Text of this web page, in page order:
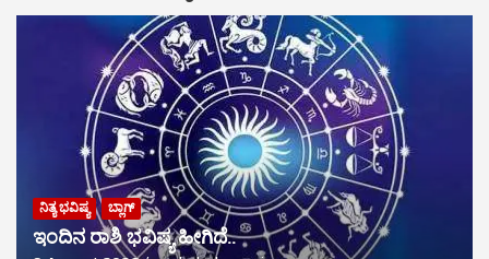
ನಿತ್ಯ ಭವಿಷ್ಯ ಬ್ಲಾಗ್
ಇಂದಿನ ರಾಶಿ ಭವಿಷ್ಯ ಹೀಗಿದೆ..